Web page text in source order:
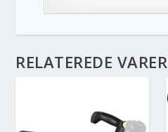
RELATEREDE VARER